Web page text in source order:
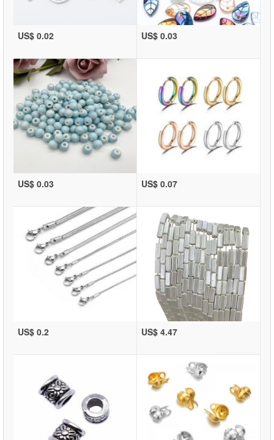
US$ 0.02 US$ 0.03
US$ 0.03 US$ 0.07
US$ 0.2 US$ 4.47